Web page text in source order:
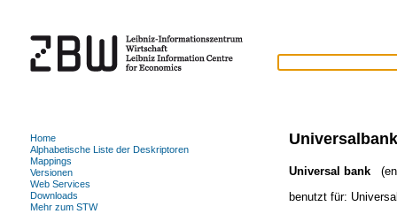
Universalbank
Universal bank
benutzt für:
Home
Alphabetische Liste der Deskriptoren
Mappings
Versionen
Web Services
Downloads
Mehr zum STW